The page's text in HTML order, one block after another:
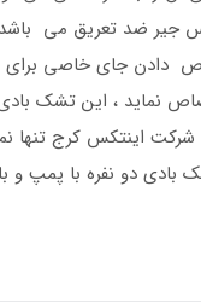
نماید ، این تشک
اینتکس کرج تنها